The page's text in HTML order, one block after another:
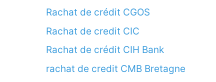
Rachat de crédit CGOS
Rachat de credit CIC
Rachat de crédit CIH Bank
rachat de credit CMB Bretagne